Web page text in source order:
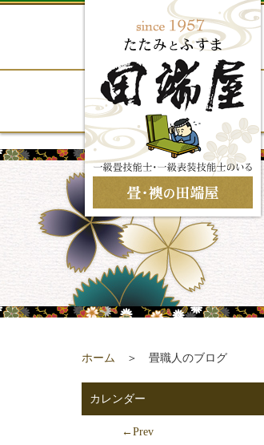
ホーム ＞ 畳職人のブログ
カレンダー
←Prev